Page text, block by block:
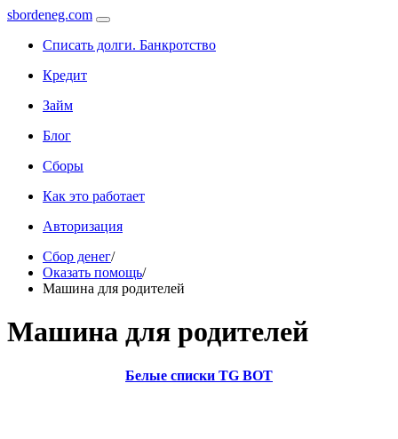
sbordeneg.com
Списать долги. Банкротство
Кредит
Займ
Блог
Сборы
Как это работает
Авторизация
Сбор денег/
Оказать помощь/
Машина для родителей
Машина для родителей
Белые списки TG BOT